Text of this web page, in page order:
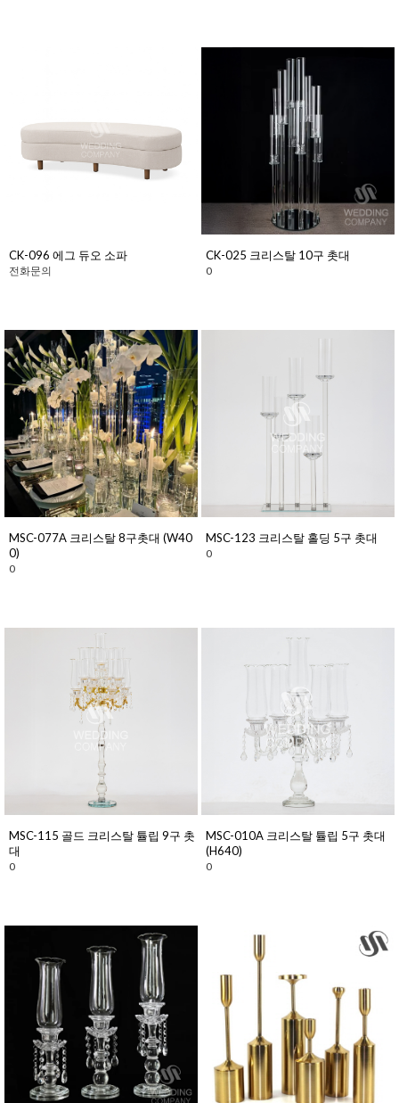
CK-096 에그 듀오 소파
전화문의
CK-025 크리스탈 10구 촛대
0
MSC-077A 크리스탈 8구촛대 (W40
0)
0
MSC-123 크리스탈 홀딩 5구 촛대
0
MSC-115 골드 크리스탈 튤립 9구 촛
대
0
MSC-010A 크리스탈 튤립 5구 촛대
(H640)
0